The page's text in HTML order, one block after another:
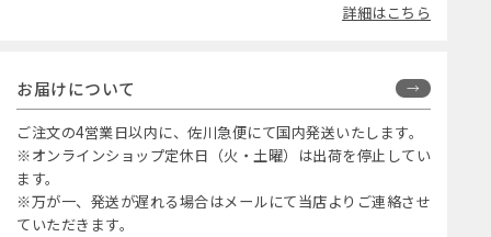
詳細はこちら
お届けについて
ご注文の4営業日以内に、佐川急便にて国内発送いたします。
※オンラインショップ定休日（火・土曜）は出荷を停止してい
ます。
※万が一、発送が遅れる場合はメールにて当店よりご連絡させ
ていただきます。